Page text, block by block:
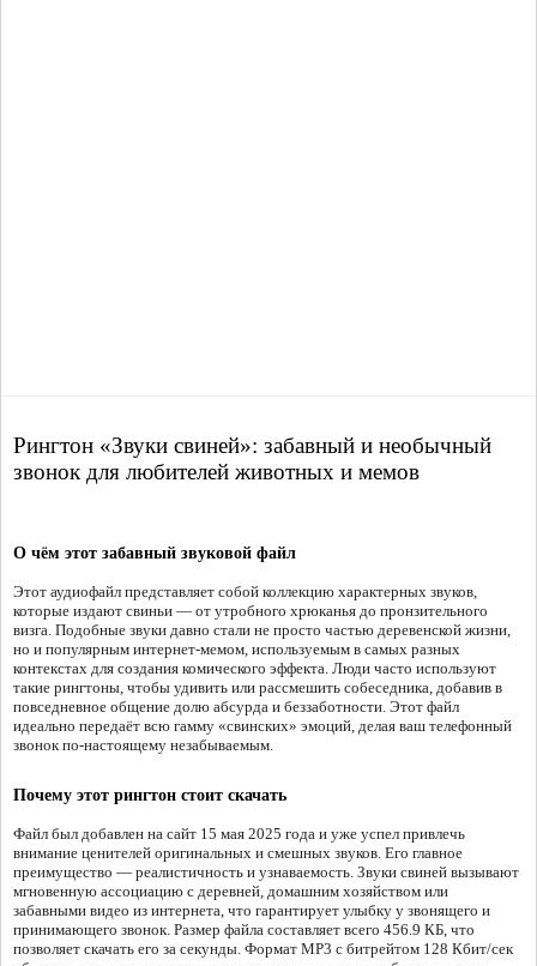
Рингтон «Звуки свиней»: забавный и необычный
звонок для любителей животных и мемов
О чём этот забавный звуковой файл
Этот аудиофайл представляет собой коллекцию характерных звуков,
которые издают свиньи — от утробного хрюканья до пронзительного
визга. Подобные звуки давно стали не просто частью деревенской жизни,
но и популярным интернет-мемом, используемым в самых разных
контекстах для создания комического эффекта. Люди часто используют
такие рингтоны, чтобы удивить или рассмешить собеседника, добавив в
повседневное общение долю абсурда и беззаботности. Этот файл
идеально передаёт всю гамму «свинских» эмоций, делая ваш телефонный
звонок по-настоящему незабываемым.
Почему этот рингтон стоит скачать
Файл был добавлен на сайт 15 мая 2025 года и уже успел привлечь
внимание ценителей оригинальных и смешных звуков. Его главное
преимущество — реалистичность и узнаваемость. Звуки свиней вызывают
мгновенную ассоциацию с деревней, домашним хозяйством или
забавными видео из интернета, что гарантирует улыбку у звонящего и
принимающего звонок. Размер файла составляет всего 456.9 КБ, что
позволяет скачать его за секунды. Формат MP3 с битрейтом 128 Кбит/сек